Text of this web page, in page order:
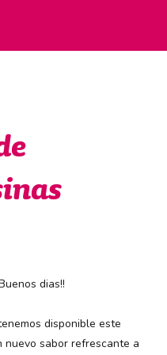
dias!!
disponible este
nuevo sabor refrescante a